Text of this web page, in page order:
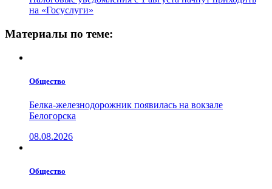
на «Госуслуги»
Материалы по теме:
Общество
Белка-железнодорожник появилась на вокзале
Белогорска
08.08.2026
Общество